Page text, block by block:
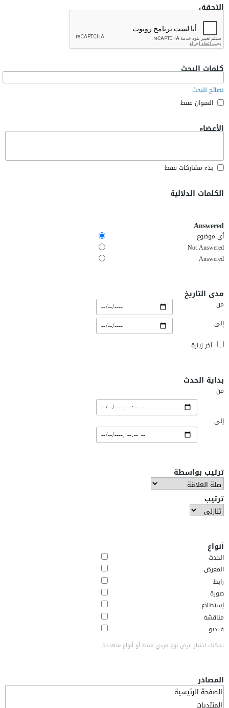
التحقق
كلمات البحث
نصائح للبحث
العنوان فقط
الأعضاء
بدء مشاركات فقط
الكلمات الدلالية
Answered
أي موضوع
Not Answered
Answered
مدى التاريخ
من
إلى
آخر زيارة
بداية الحدث
من
إلى
ترتيب بواسطة
ترتيب
أنواع
الحدث
المعرض
رابط
صورة
إستطلاع
مناقشة
فيديو
يمكنك اختيار عرض نوع فردي فقط أو أنواع متعددة.
المصادر